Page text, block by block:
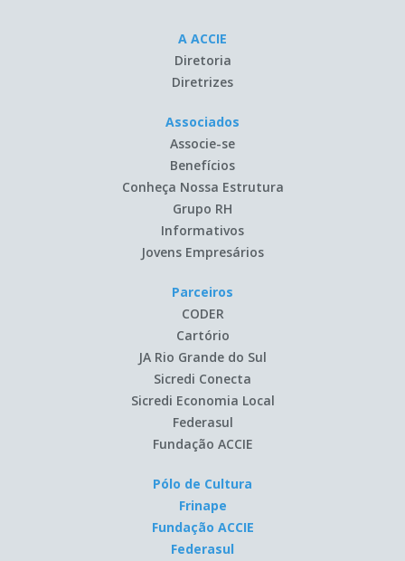
A ACCIE
Diretoria
Diretrizes
Associados
Associe-se
Benefícios
Conheça Nossa Estrutura
Grupo RH
Informativos
Jovens Empresários
Parceiros
CODER
Cartório
JA Rio Grande do Sul
Sicredi Conecta
Sicredi Economia Local
Federasul
Fundação ACCIE
Pólo de Cultura
Frinape
Fundação ACCIE
Federasul